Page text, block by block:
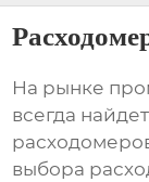
На рынке
всегда
выбора